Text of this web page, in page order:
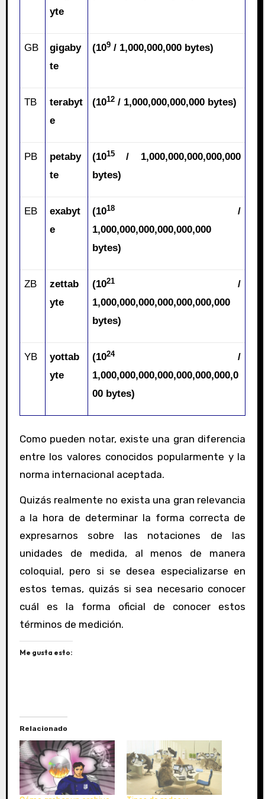
yte
GB
gigaby
te
(109/ 1,000,000,000 bytes)
TB
terabyt
e
(1012/ 1,000,000,000,000 bytes)
PB
petaby
te
(1015/ 1,000,000,000,000,000
bytes)
EB
exabyt
e
(1018/
1,000,000,000,000,000,000
bytes)
ZB
zettab
yte
(1021/
1,000,000,000,000,000,000,000
bytes)
YB
yottab
yte
(1024/
1,000,000,000,000,000,000,000,0
00 bytes)
Como pueden notar, existe una gran diferencia
entre los valores conocidos popularmente y la
norma internacional aceptada.
Quizás realmente no exista una gran relevancia
a la hora de determinar la forma correcta de
expresarnos sobre las notaciones de las
unidades de medida, al menos de manera
coloquial, pero si se desea especializarse en
estos temas, quizás si sea necesario conocer
cuál es la forma oficial de conocer estos
términos de medición.
Me gusta esto:
Relacionado